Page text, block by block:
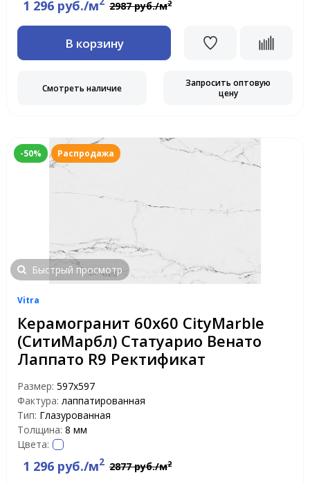
1 296 руб./м 2987 руб./м2
В корзину
Смотреть наличие
Запросить оптовую
цену
-50% Распродажа
Быстрый просмотр
Vitra
Керамогранит 60х60 CityMarble
(СитиМарбл) Статуарио Венато
Лаппато R9 Ректификат
Размер: 597х597
Фактура: лаппатированная
Тип: Глазурованная
Толщина: 8 мм
Цвета:
1 296 руб./м2 2877 руб./м2